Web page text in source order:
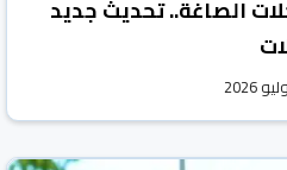
الصاغة.. تحديث جديد